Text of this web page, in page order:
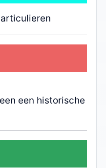
een historische